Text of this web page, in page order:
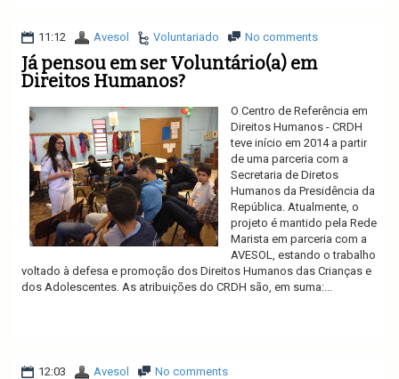
11:12 Avesol Voluntariado No comments
Já pensou em ser Voluntário(a) em
Direitos Humanos?
O Centro de Referência em
Direitos Humanos - CRDH
teve início em 2014 a partir
de uma parceria com a
Secretaria de Diretos
Humanos da Presidência da
República. Atualmente, o
projeto é mantido pela Rede
Marista em parceria com a
AVESOL, estando o trabalho
voltado à defesa e promoção dos Direitos Humanos das Crianças e
dos Adolescentes. As atribuições do CRDH são, em suma:...
12:03 Avesol No comments